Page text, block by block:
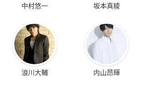
中村悠一 坂本真綾
浪川大輔 内山昂輝